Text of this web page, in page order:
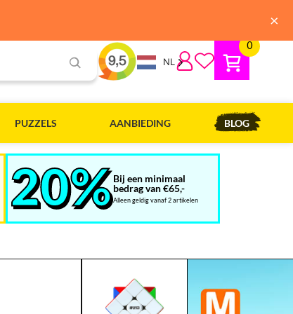
NL
0
PUZZELS AANBIEDING BLOG
Bij een minimaal
bedrag van €65,-
Alleen geldig vanaf 2 artikelen
×